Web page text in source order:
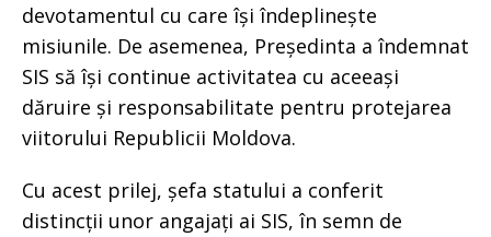
devotamentul cu care își îndeplinește
misiunile. De asemenea, Președinta a îndemnat
SIS să își continue activitatea cu aceeași
dăruire și responsabilitate pentru protejarea
viitorului Republicii Moldova.
Cu acest prilej, șefa statului a conferit
distincții unor angajați ai SIS, în semn de